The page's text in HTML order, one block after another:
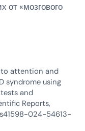
от «мозгового
attention and
syndrome using
and
Reports,
024-54613-